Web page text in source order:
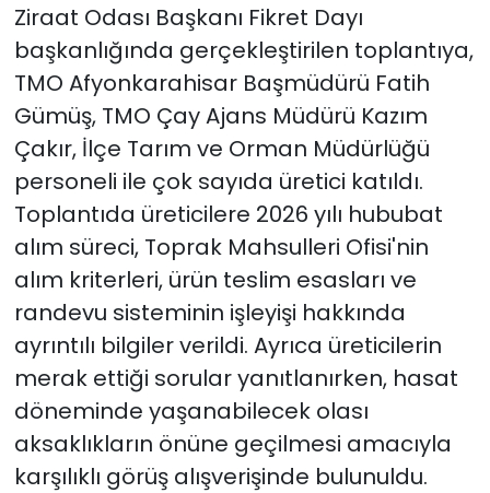
Ziraat Odası Başkanı Fikret Dayı
başkanlığında gerçekleştirilen toplantıya,
TMO Afyonkarahisar Başmüdürü Fatih
Gümüş, TMO Çay Ajans Müdürü Kazım
Çakır, İlçe Tarım ve Orman Müdürlüğü
personeli ile çok sayıda üretici katıldı.
Toplantıda üreticilere 2026 yılı hububat
alım süreci, Toprak Mahsulleri Ofisi'nin
alım kriterleri, ürün teslim esasları ve
randevu sisteminin işleyişi hakkında
ayrıntılı bilgiler verildi. Ayrıca üreticilerin
merak ettiği sorular yanıtlanırken, hasat
döneminde yaşanabilecek olası
aksaklıkların önüne geçilmesi amacıyla
karşılıklı görüş alışverişinde bulunuldu.